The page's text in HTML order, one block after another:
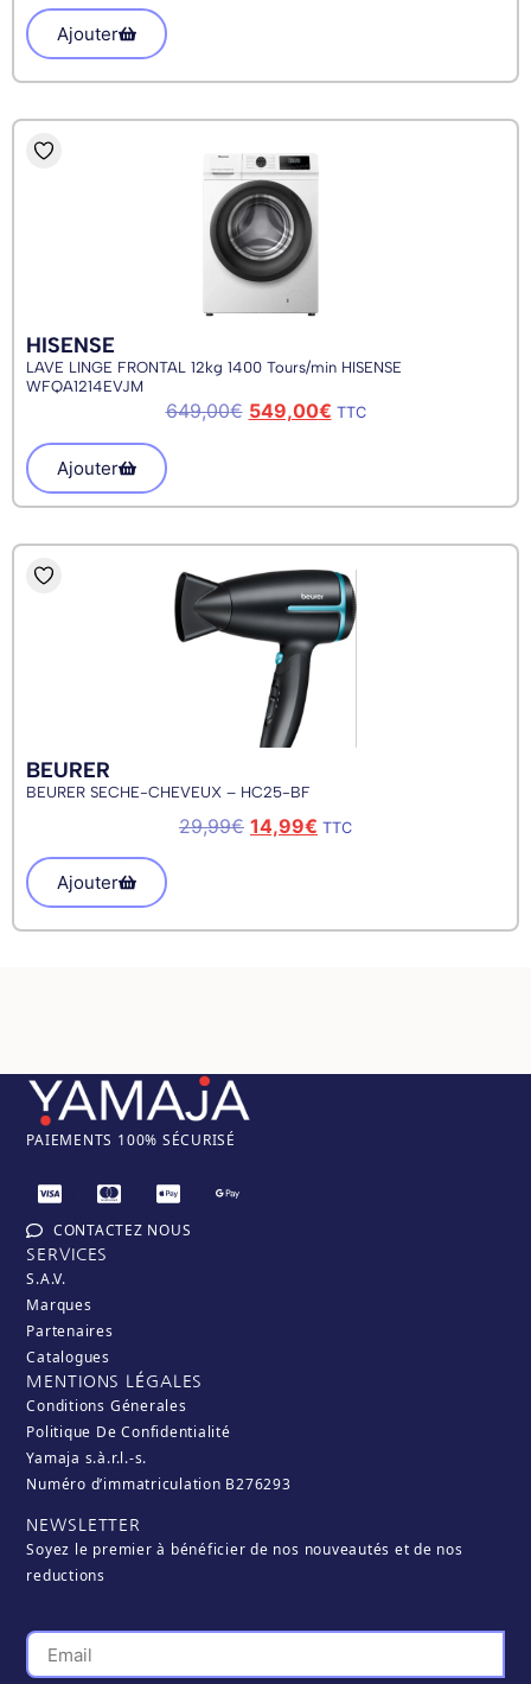
Ajouter
HISENSE
LAVE LINGE FRONTAL 12kg 1400 Tours/min HISENSE
WFQA1214EVJM
649,00€ 549,00€ TTC
Ajouter
BEURER
BEURER SECHE-CHEVEUX – HC25-BF
29,99€ 14,99€ TTC
Ajouter
PAIEMENTS 100% SÉCURISÉ
CONTACTEZ NOUS
SERVICES
S.A.V.
Marques
Partenaires
Catalogues
MENTIONS LÉGALES
Conditions Génerales
Politique De Confidentialité
Yamaja s.à.r.l.-s.
Numéro d’immatriculation B276293
NEWSLETTER
Soyez le premier à bénéficier de nos nouveautés et de nos
reductions